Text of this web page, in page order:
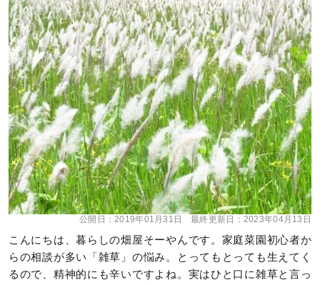
公開日：2019年01月31日 最終更新日： 2023年04月13日
こんにちは、暮らしの畑屋そーやんです。家庭菜園初心者か
らの相談が多い「雑草」の悩み。とってもとっても生えてく
るので、精神的にも辛いですよね。実はひと口に雑草と言っ